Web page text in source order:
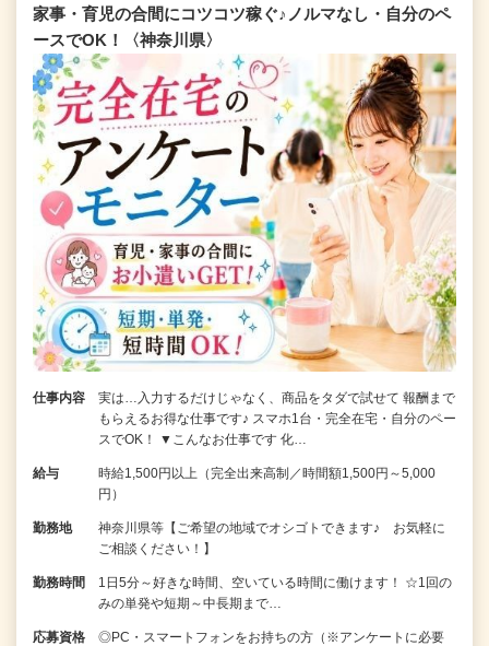
家事・育児の合間にコツコツ稼ぐ♪ノルマなし・自分のペ
ースでOK！〈神奈川県〉
仕事内容
実は…入力するだけじゃなく、商品をタダで試せて 報酬まで
もらえるお得な仕事です♪ スマホ1台・完全在宅・自分のペー
スでOK！ ▼こんなお仕事です 化…
給与
時給1,500円以上（完全出来高制／時間額1,500円～5,000
円）
勤務地
神奈川県等【ご希望の地域でオシゴトできます♪ お気軽に
ご相談ください！】
勤務時間
1日5分～好きな時間、空いている時間に働けます！ ☆1回の
みの単発や短期～中長期まで…
応募資格
◎PC・スマートフォンをお持ちの方（※アンケートに必要